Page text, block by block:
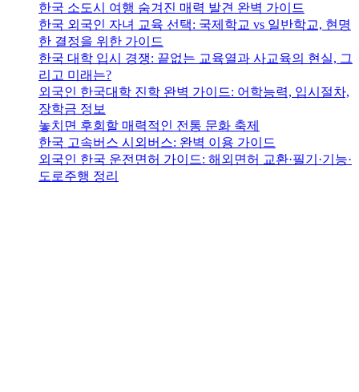
한국 소도시 여행 숨겨진 매력 발견 완벽 가이드
한국 외국인 자녀 교육 선택: 국제학교 vs 일반학교, 현명
한 결정을 위한 가이드
한국 대학 입시 경쟁: 끝없는 교육열과 사교육의 현실, 그
리고 미래는?
외국인 한국대학 진학 완벽 가이드: 어학능력, 입시절차,
장학금 정보
놓치면 후회할 매력적인 전통 문화 축제
한국 고속버스 시외버스: 완벽 이용 가이드
외국인 한국 운전면허 가이드: 해외면허 교환·필기·기능·
도로주행 정리